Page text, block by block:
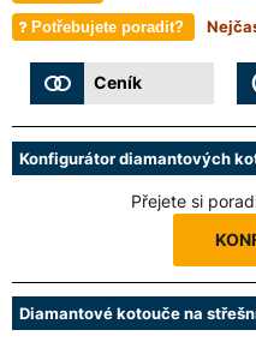
Potřebujete poradit?
Ceník
Konfigurátor diamantových
Přejete si
Diamantové kotouče na